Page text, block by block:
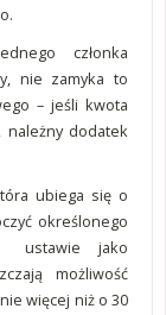
członka
nie zamyka to
– jeśli kwota
należny dodatek
ubiega się o
określonego
ustawie jako
możliwość
więcej niż o 30